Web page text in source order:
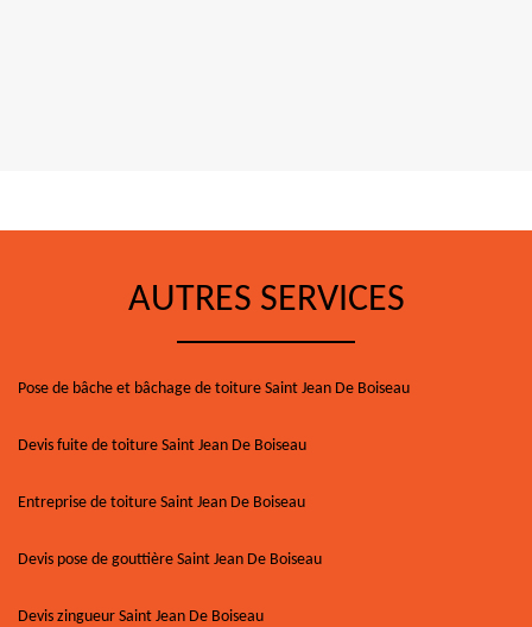
AUTRES SERVICES
Pose de bâche et bâchage de toiture Saint Jean De Boiseau
Devis fuite de toiture Saint Jean De Boiseau
Entreprise de toiture Saint Jean De Boiseau
Devis pose de gouttière Saint Jean De Boiseau
Devis zingueur Saint Jean De Boiseau